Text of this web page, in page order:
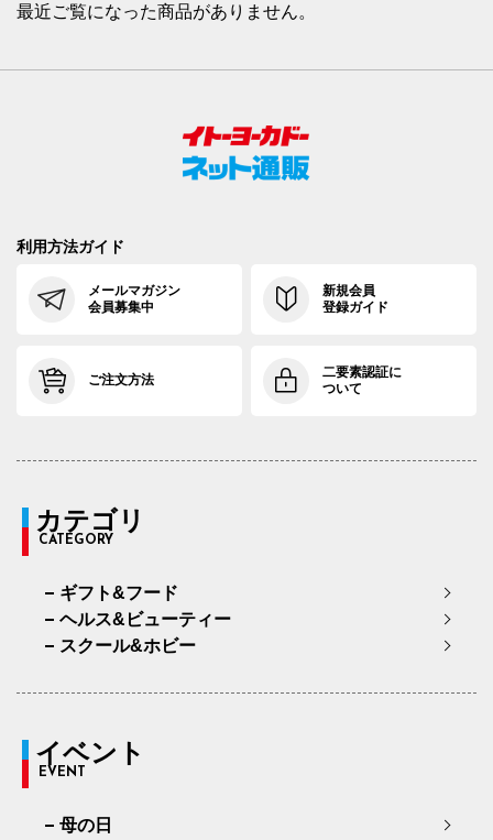
最近ご覧になった商品がありません。
利用方法ガイド
メールマガジン
会員募集中
新規会員
登録ガイド
ご注文方法
二要素認証に
ついて
カテゴリ
CATEGORY
ギフト&フード
ヘルス&ビューティー
スクール&ホビー
イベント
EVENT
母の日